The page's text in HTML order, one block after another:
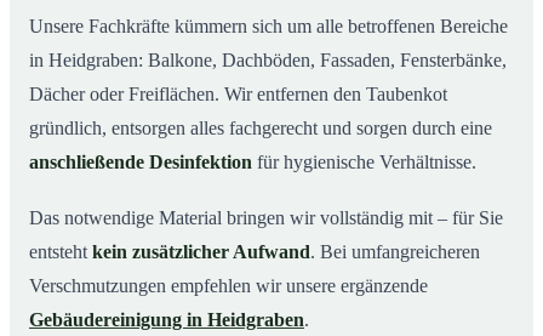
Unsere Fachkräfte kümmern sich um alle betroffenen Bereiche
in Heidgraben: Balkone, Dachböden, Fassaden, Fensterbänke,
Dächer oder Freiflächen. Wir entfernen den Taubenkot
gründlich, entsorgen alles fachgerecht und sorgen durch eine
anschließende Desinfektion für hygienische Verhältnisse.
Das notwendige Material bringen wir vollständig mit – für Sie
entsteht kein zusätzlicher Aufwand. Bei umfangreicheren
Verschmutzungen empfehlen wir unsere ergänzende
Gebäudereinigung in Heidgraben.